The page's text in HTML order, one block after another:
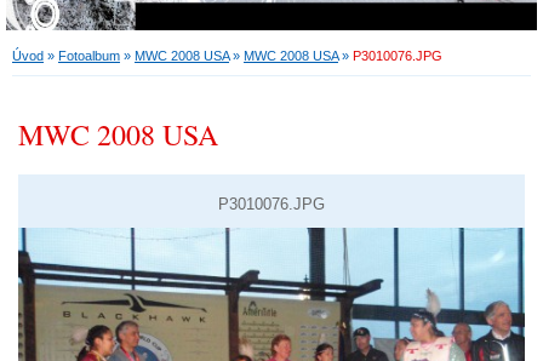
Úvod » Fotoalbum » MWC 2008 USA» MWC 2008 USA» P3010076.JPG
MWC 2008 USA
P3010076.JPG